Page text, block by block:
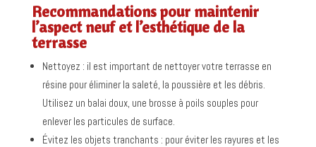
Recommandations pour maintenir
l’aspect neuf et l’esthétique de la
terrasse
Nettoyez : il est important de nettoyer votre terrasse en
résine pour éliminer la saleté, la poussière et les débris.
Utilisez un balai doux, une brosse à poils souples pour
enlever les particules de surface.
Évitez les objets tranchants : pour éviter les rayures et les